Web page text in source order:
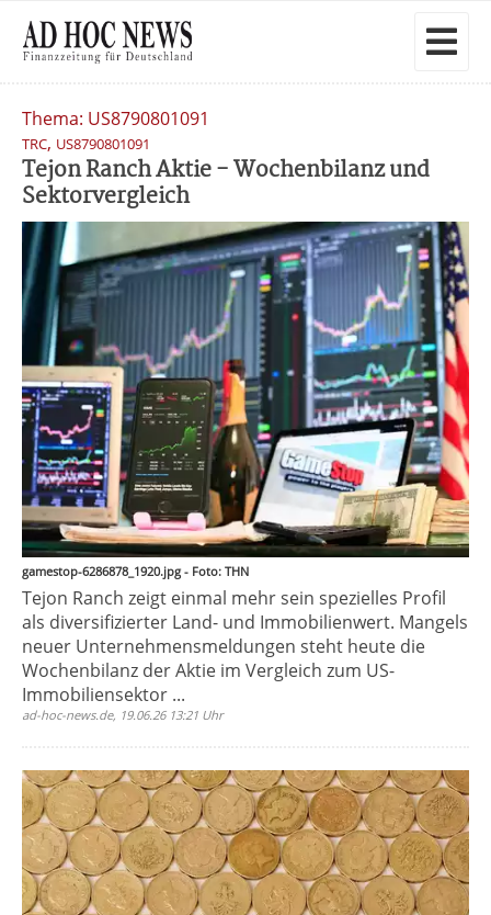
Thema: US8790801091
TRC, US8790801091
Tejon Ranch Aktie - Wochenbilanz und
Sektorvergleich
gamestop-6286878_1920.jpg - Foto: THN
Tejon Ranch zeigt einmal mehr sein spezielles Profil
als diversifizierter Land- und Immobilienwert. Mangels
neuer Unternehmensmeldungen steht heute die
Wochenbilanz der Aktie im Vergleich zum US-
Immobiliensektor ...
ad-hoc-news.de, 19.06.26 13:21 Uhr